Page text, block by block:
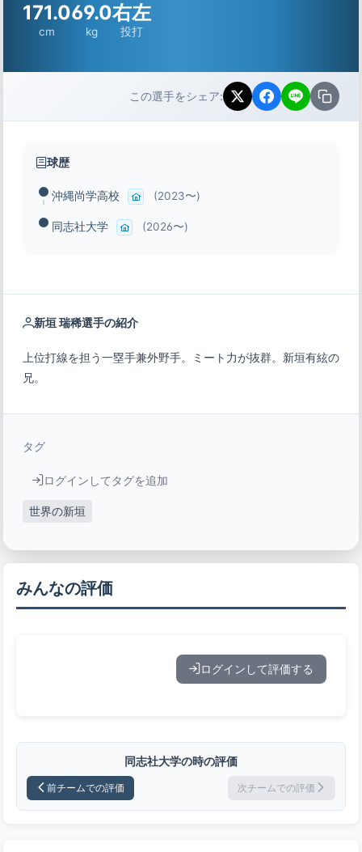
171.0
cm
69.0
kg
右左
投打
この選手をシェア:
球歴
沖縄尚学高校 (2023〜)
同志社大学 (2026〜)
新垣 瑞稀選手の紹介
上位打線を担う一塁手兼外野手。ミート力が抜群。新垣有絃の
兄。
タグ
ログインしてタグを追加
世界の新垣
みんなの評価
ログインして評価する
同志社大学の時の評価
前チームでの評価 次チームでの評価